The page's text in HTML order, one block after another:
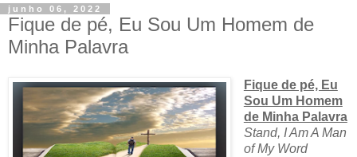
junho 06, 2022
Fique de pé, Eu Sou Um Homem de
Minha Palavra
Fique de pé, Eu
Sou Um Homem
de Minha Palavra
Stand, I Am A Man
of My Word